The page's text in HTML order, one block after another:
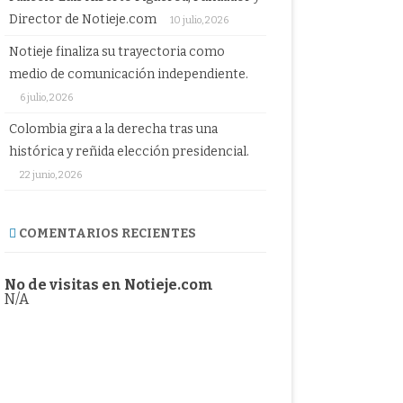
Director de Notieje.com
10 julio, 2026
Notieje finaliza su trayectoria como
medio de comunicación independiente.
6 julio, 2026
Colombia gira a la derecha tras una
histórica y reñida elección presidencial.
22 junio, 2026
COMENTARIOS RECIENTES
No de visitas en Notieje.com
N/A